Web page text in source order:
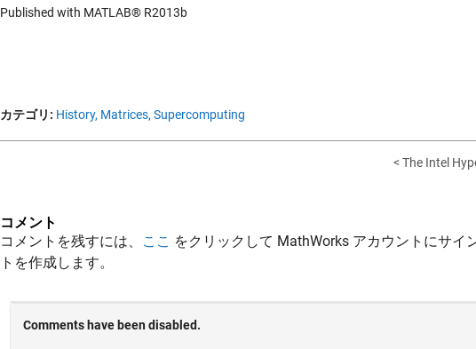
Published with MATLAB® R2013b
カテゴリ: History, Matrices, Supercomputing
< The Intel
コメント
コメントを残すには、
ここ をクリックして MathWorks アカウントにサイ
トを作成します。